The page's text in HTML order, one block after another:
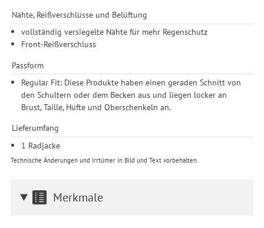
Nähte, Reißverschlüsse und Belüftung
vollständig versiegelte Nähte für mehr Regenschutz
Front-Reißverschluss
Passform
Regular Fit: Diese Produkte haben einen geraden Schnitt von
den Schultern oder dem Becken aus und liegen locker an
Brust, Taille, Hüfte und Oberschenkeln an.
Lieferumfang
1 Radjacke
Technische Änderungen und Irrtümer in Bild und Text vorbehalten.
Merkmale